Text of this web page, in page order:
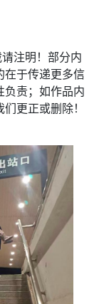
注明！部分内
在于传递更多信
负责；如作品内
更正或删除！